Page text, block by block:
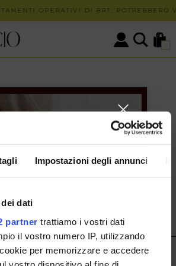
Impostazioni degli annunci
dati
partner trattiamo i vostri dati
il vostro numero IP, utilizzando
per memorizzare e accedere
OPERATIVI DI BRT,
0
ARTICOLO SOLO PRESSO I
IL LACCIO